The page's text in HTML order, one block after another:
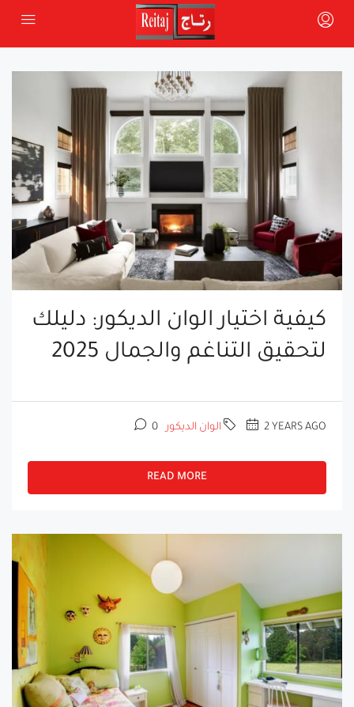
كيفية اختيار الوان الديكور: دليلك
لتحقيق التناغم والجمال 2025
2 YEARS AGO الوان الديكور 0
READ MORE